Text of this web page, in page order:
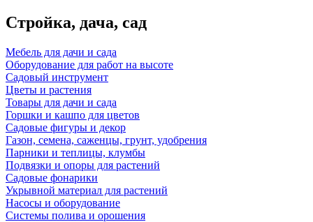
Стройка, дача, сад
Мебель для дачи и сада
Оборудование для работ на высоте
Садовый инструмент
Цветы и растения
Товары для дачи и сада
Горшки и кашпо для цветов
Садовые фигуры и декор
Газон, семена, саженцы, грунт, удобрения
Парники и теплицы, клумбы
Подвязки и опоры для растений
Садовые фонарики
Укрывной материал для растений
Насосы и оборудование
Системы полива и орошения